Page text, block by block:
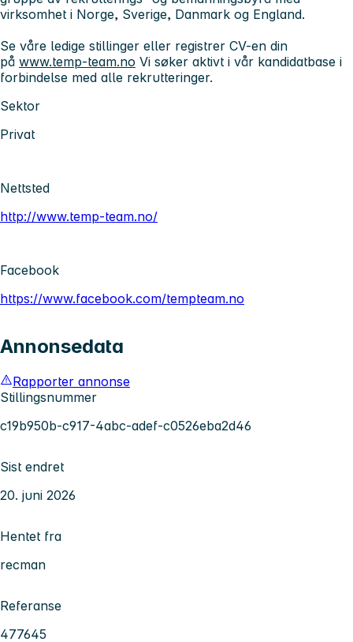
virksomhet i Norge, Sverige, Danmark og England.
Se våre ledige stillinger eller registrer CV-en din
på www.temp-team.no Vi søker aktivt i vår kandidatbase i
forbindelse med alle rekrutteringer.
Sektor
Privat
Nettsted
http://www.temp-team.no/
Facebook
https://www.facebook.com/tempteam.no
Annonsedata
Rapporter annonse
Stillingsnummer
c19b950b-c917-4abc-adef-c0526eba2d46
Sist endret
20. juni 2026
Hentet fra
recman
Referanse
477645